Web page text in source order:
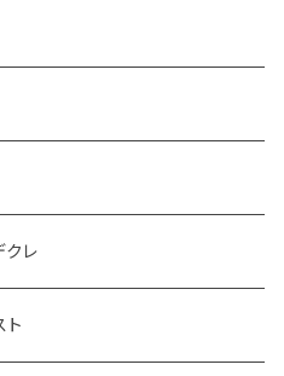
レ
ト